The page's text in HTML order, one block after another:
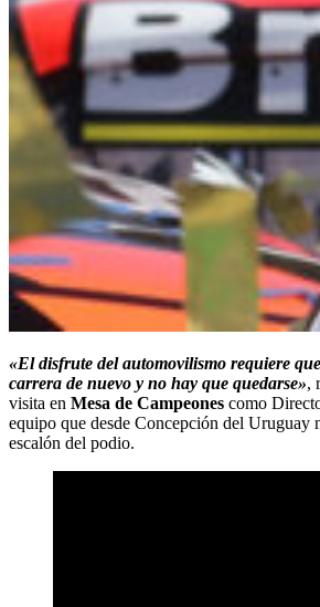
«El disfrute del automovilismo requiere
carrera de nuevo y no hay que quedarse»,
visita en Mesa de Campeones como
equipo que desde Concepción del Uruguay
escalón del podio.